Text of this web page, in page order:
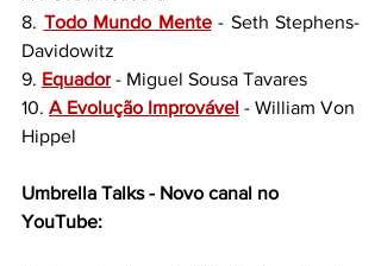
8. Todo Mundo Mente - Seth Stephens-
Davidowitz
9. Equador - Miguel Sousa Tavares
10. A Evolução Improvável - William Von
Hippel
Umbrella Talks - Novo canal no
YouTube: